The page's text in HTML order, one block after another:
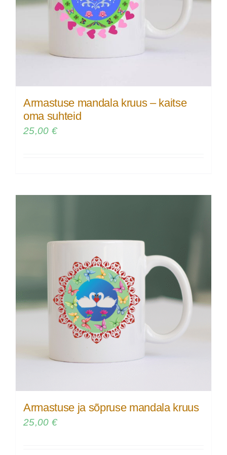
Armastuse mandala kruus – kaitse
oma suhteid
25,00 €
Armastuse ja sõpruse mandala kruus
25,00 €